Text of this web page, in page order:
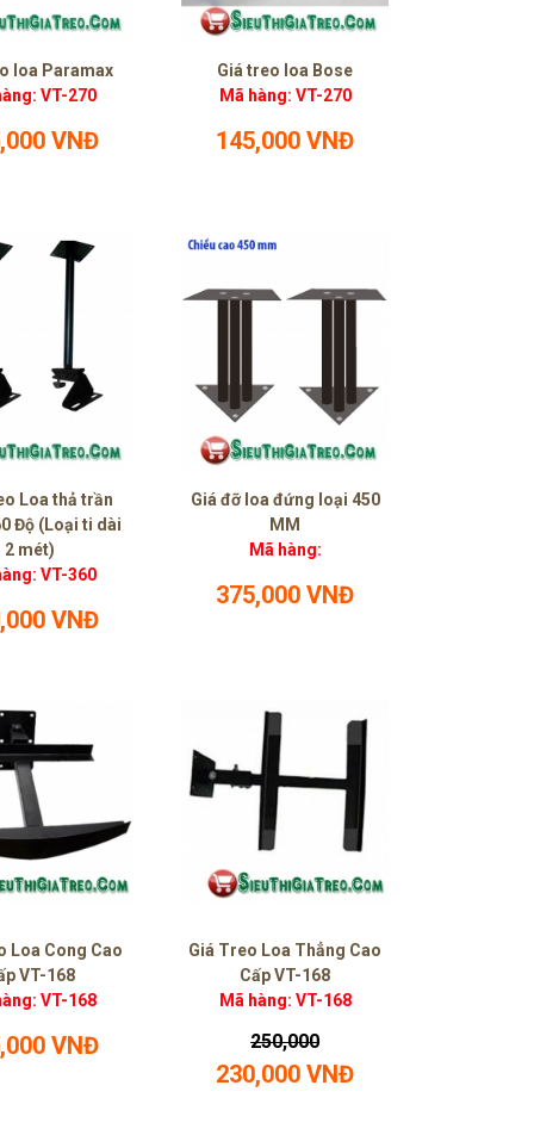
loa Paramax
VT-270
VNĐ
Giá treo loa Bose
Mã hàng: VT-270
145,000 VNĐ
Loa thả trần
Độ (Loại ti dài
2 mét)
VT-360
VNĐ
Giá đỡ loa đứng loại 450
MM
Mã hàng:
375,000 VNĐ
Loa Cong Cao
VT-168
VT-168
VNĐ
Giá Treo Loa Thẳng Cao
Cấp VT-168
Mã hàng: VT-168
250,000
230,000 VNĐ